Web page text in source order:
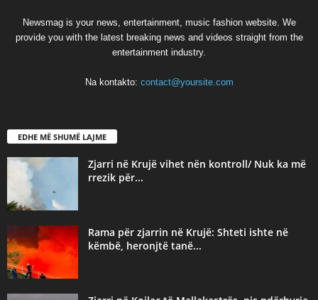
Newsmag is your news, entertainment, music fashion website. We
provide you with the latest breaking news and videos straight from the
entertainment industry.
Na kontakto: contact@yoursite.com
EDHE MË SHUMË LAJME
Zjarri në Krujë vihet nën kontroll/ Nuk ka më
rrezik për...
Rama për zjarrin në Krujë: Shteti ishte në
këmbë, heronjtë tanë...